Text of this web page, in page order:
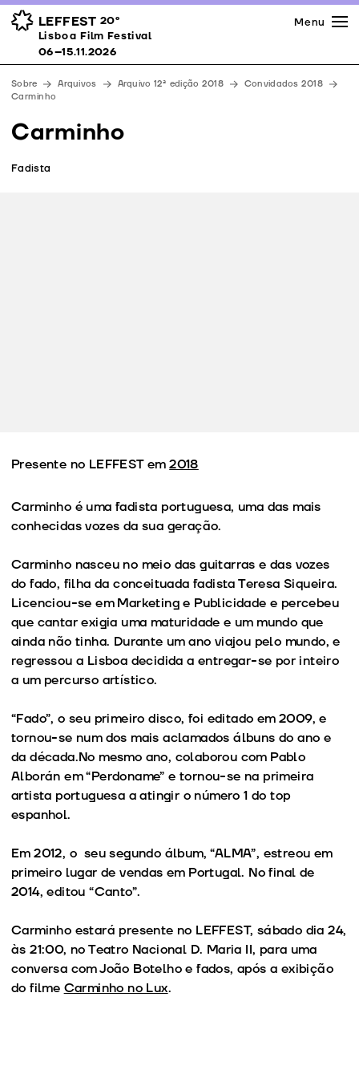
LEFFEST 20º
Lisboa Film Festival 06–15.11.2026
Prémios
Espaços
Apoios
Equipa
Downloads
Contactos
Menu
Lisboa Film Festival
06–15.11.2026
Sobre Arquivos Arquivo 12ª edição 2018
Convidados 2018
Carminho
Carminho
Fadista
Presente no LEFFEST em2018
Carminho é uma fadista portuguesa, uma das mais
conhecidas vozes da sua geração.
Carminho nasceu no meio das guitarras e das vozes
do fado, filha da conceituada fadista Teresa Siqueira.
Licenciou-se em Marketing e Publicidade e percebeu
que cantar exigia uma maturidade e um mundo que
ainda não tinha. Durante um ano viajou pelo mundo, e
regressou a Lisboa decidida a entregar-se por inteiro
a um percurso artístico.
“Fado”, o seu primeiro disco, foi editado em 2009, e
tornou-se num dos mais aclamados álbuns do ano e
da década.No mesmo ano, colaborou com Pablo
Alborán em “Perdoname” e tornou-se na primeira
artista portuguesa a atingir o número 1 do top
espanhol.
Em 2012, o seu segundo álbum, “ALMA”, estreou em
primeiro lugar de vendas em Portugal. No final de
2014, editou “Canto”.
Carminho estará presente no LEFFEST, sábado dia 24,
às 21:00, no Teatro Nacional D. Maria II, para uma
conversa com João Botelho e fados, após a exibição
do filme Carminho no Lux.